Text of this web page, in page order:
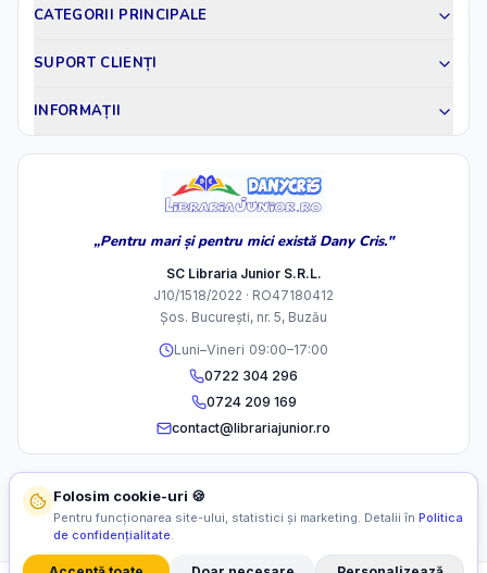
CATEGORII PRINCIPALE
SUPORT CLIENȚI
INFORMAȚII
„Pentru mari și pentru mici există Dany Cris."
SC Libraria Junior S.R.L.
J10/1518/2022 · RO47180412
Șos. București, nr. 5, Buzău
Luni–Vineri 09:00–17:00
0722 304 296
0724 209 169
contact@librariajunior.ro
Folosim cookie-uri 🍪
Pentru funcționarea site-ului, statistici și marketing. Detalii în Politica
de confidențialitate.